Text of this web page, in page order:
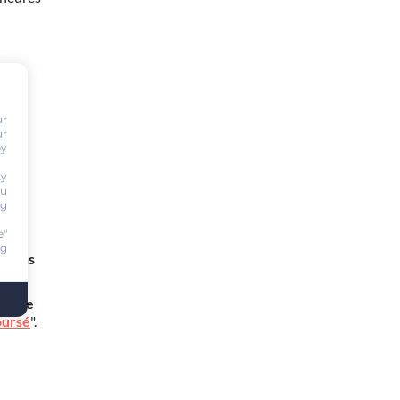
de
".